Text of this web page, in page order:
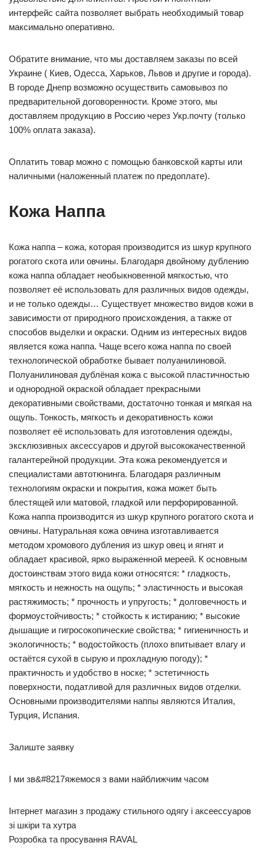
интерфейс сайта позволяет выбрать необходимый товар
максимально оперативно.
Обратите внимание, что мы доставляем заказы по всей
Украине ( Киев, Одесса, Харьков, Львов и другие и города).
В городе Днепр возможно осуществить самовывоз по
предварительной договоренности. Кроме этого, мы
доставляем продукцию в Россию через Укр.почту (только
100% оплата заказа).
Оплатить товар можно с помощью банковской карты или
наличными (наложенный платеж по предоплате).
Кожа Наппа
Кожа наппа – кожа, которая производится из шкур крупного
рогатого скота или овчины. Благодаря двойному дублению
кожа наппа обладает необыкновенной мягкостью, что
позволяет её использовать для различных видов одежды,
и не только одежды… Существует множество видов кожи в
зависимости от природного происхождения, а также от
способов выделки и окраски. Одним из интересных видов
является кожа наппа. Чаще всего кожа наппа по своей
технологической обработке бывает полуанилиновой.
Полуанилиновая дублёная кожа с высокой пластичностью
и однородной окраской обладает прекрасными
декоративными свойствами, достаточно тонкая и мягкая на
ощупь. Тонкость, мягкость и декоративность кожи
позволяет её использовать для изготовления одежды,
эксклюзивных аксессуаров и другой высококачественной
галантерейной продукции. Эта кожа рекомендуется и
специалистами автотюнинга. Благодаря различным
технологиям окраски и покрытия, кожа может быть
блестящей или матовой, гладкой или перфорированной.
Кожа наппа производится из шкур крупного рогатого скота и
овчины. Натуральная кожа овчина изготавливается
методом хромового дубления из шкур овец и ягнят и
обладает красивой, ярко выраженной мереей. К основным
достоинствам этого вида кожи относятся: * гладкость,
мягкость и нежность на ощупь; * эластичность и высокая
растяжимость; * прочность и упругость; * долговечность и
формоустойчивость; * стойкость к истиранию; * высокие
дышащие и гигросокопические свойства; * гигиеничность и
экологичность; * водостойкость (плохо впитывает влагу и
остаётся сухой в сырую и прохладную погоду); *
практичность и удобство в носке; * эстетичность
поверхности, податливой для различных видов отделки.
Основными производителями наппы являются Италия,
Турция, Испания.
Залиште заявку
І ми зв&#8217яжемося з вами найближчим часом
Інтернет магазин з продажу стильного одягу і аксеессуаров
зі шкіри та хутра
Розробка та просування RAVAL